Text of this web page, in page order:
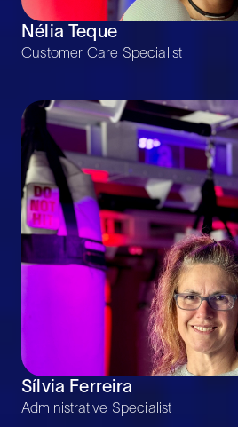
Nélia Teque
Customer Care Specialist
Sílvia Ferreira
Administrative Specialist